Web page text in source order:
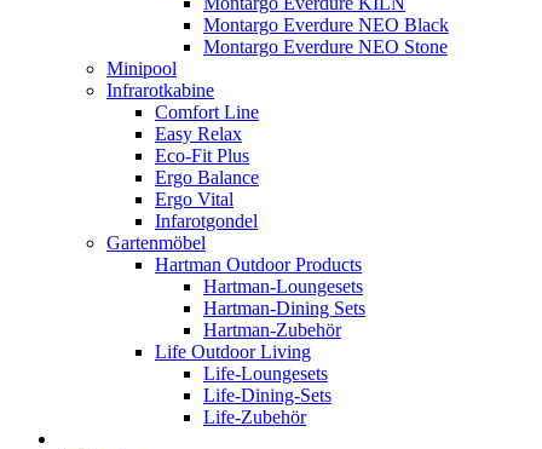
Montargo Everdure NEO Black
Montargo Everdure NEO Stone
Minipool
Infrarotkabine
Comfort Line
Easy Relax
Eco-Fit Plus
Ergo Balance
Ergo Vital
Infarotgondel
Gartenmöbel
Hartman Outdoor Products
Hartman-Loungesets
Hartman-Dining Sets
Hartman-Zubehör
Life Outdoor Living
Life-Loungesets
Life-Dining-Sets
Life-Zubehör